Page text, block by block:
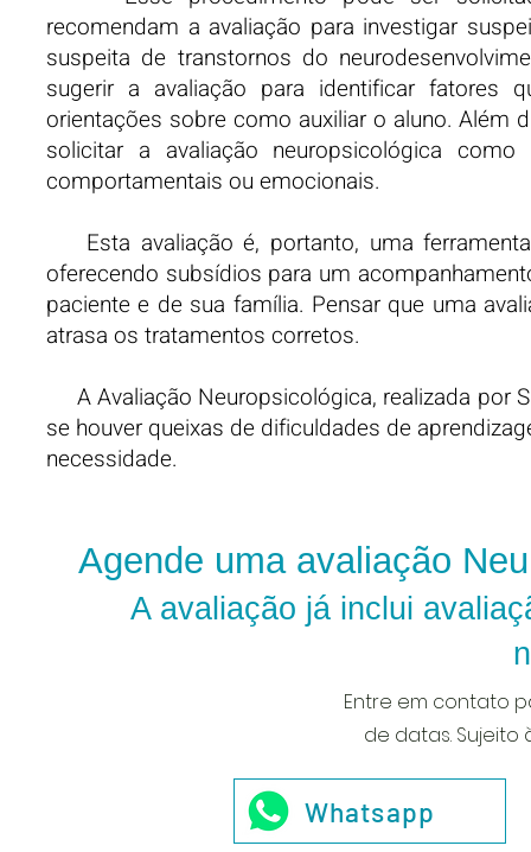
recomendam a avaliação para investigar
suspeita de transtornos do
sugerir a avaliação para identificar fatores
orientações sobre como auxiliar o aluno.
solicitar a avaliação neuropsicológica
comportamentais ou emocionais.
Esta avaliaçãoé, portanto, uma
oferecendo subsídios para um
paciente e de sua família. Pensar que uma
atrasa os tratamentos corretos.
A Avaliação Neuropsicológica, realizada por
se houver queixas de dificuldades de
necessidade.
Agende uma avaliação
A avaliação já inclui
Entre em contato
de datas.
Whatsapp